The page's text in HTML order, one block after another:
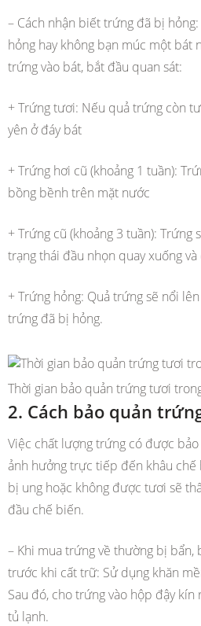
– Cách nhận biết trứng đã bị
hỏng hay không bạn múc một bát
trứng vào bát, bắt đầu quan sát:
+ Trứng tươi: Nếu quả trứng còn
yên ở đáy bát
+ Trứng hơi cũ (khoảng 1 tuần):
bồng bềnh trên mặt nước
+ Trứng cũ (khoảng 3 tuần): Trứng
trạng thái đầu nhọn quay xuống
+ Trứng hỏng: Quả trứng sẽ nổi
trứng đã bị hỏng.
Thời gian bảo quản trứng tươi
2. Cách bảo quản
Việc chất lượng trứng có được
ảnh hưởng trực tiếp đến khâu
bị ung hoặc không được tươi sẽ
đầu chế biến.
– Khi mua trứng về thường bị bẩn,
trước khi cất trữ: Sử dụng khăn
Sau đó, cho trứng vào hộp đậy
tủ lạnh.